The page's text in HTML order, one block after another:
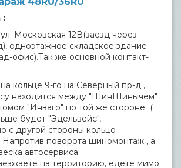
:
Московская 12В(заезд через
одноэтажное складское здание
офис).Так же основной контакт-
кольце 9-го на Северный пр-д ,
находится между "ШинШинычем"
"Инваго" по той же стороне (
будет "Эдельвейс",
с другой стороны кольцо
Напротив поворота шиномонтаж , а
автосервиса
на территорию, едете мимо